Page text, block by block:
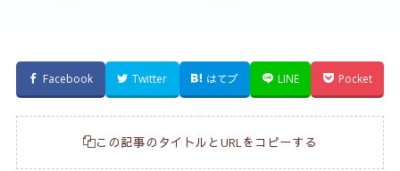
Facebook Twitter はてブ LINE Pocket
この記事のタイトルとURLをコピーする